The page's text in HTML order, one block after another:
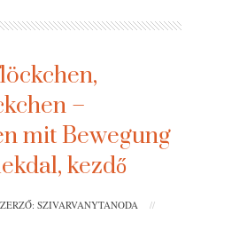
–
mit Bewegung
kezdő
SZIVARVANYTANODA //